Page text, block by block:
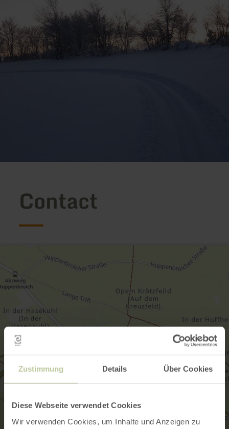
Zustimmung Details Über Cookies
Diese Webseite verwendet Cookies
Wir verwenden Cookies, um Inhalte und Anzeigen zu
Contact